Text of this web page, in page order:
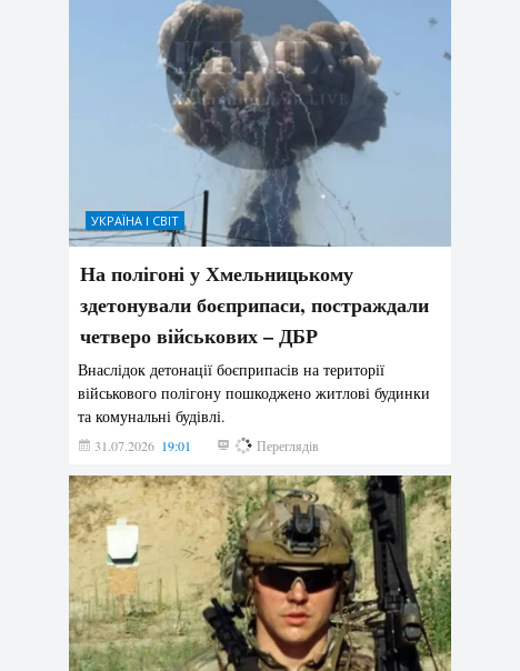
УКРАЇНА І СВІТ
На полігоні у Хмельницькому
здетонували боєприпаси, постраждали
четверо військових – ДБР
Внаслідок детонації боєприпасів на території
військового полігону пошкоджено житлові будинки
та комунальні будівлі.
31.07.2026 19:01 184 Переглядів